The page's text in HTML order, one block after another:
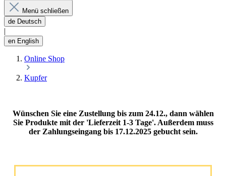
Menü schließen
de Deutsch
en English
Online Shop
Kupfer
Wünschen Sie eine Zustellung bis zum 24.12., dann wählen
Sie Produkte mit der 'Lieferzeit 1-3 Tage'. Außerdem muss
der Zahlungseingang bis 17.12.2025 gebucht sein.